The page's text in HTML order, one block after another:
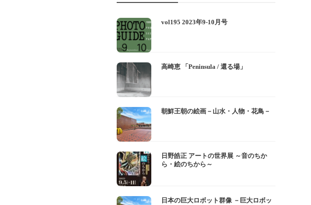
vol195 2023年9-10月号
高崎恵 「Peninsula / 還る場」
朝鮮王朝の絵画－山水・人物・花鳥－
日野皓正 アートの世界展 ～音のちか
ら・絵のちから～
日本の巨大ロボット群像 －巨大ロボッ